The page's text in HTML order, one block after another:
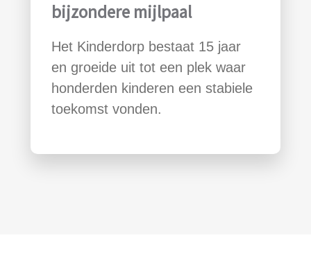
bijzondere mijlpaal
Het Kinderdorp bestaat 15 jaar
en groeide uit tot een plek waar
honderden kinderen een stabiele
toekomst vonden.